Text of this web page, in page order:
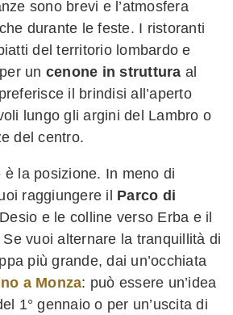
sono brevi e l’atmosfera
durante le feste. I ristoranti
del territorio lombardo e
un cenone in struttura al
il brindisi all’aperto
lungo gli argini del Lambro o
del centro.
la posizione. In meno di
raggiungere il Parco di
e le colline verso Erba e il
Se vuoi alternare la tranquillità di
più grande, dai un’occhiata
a Monza: può essere un’idea
1° gennaio o per un’uscita di